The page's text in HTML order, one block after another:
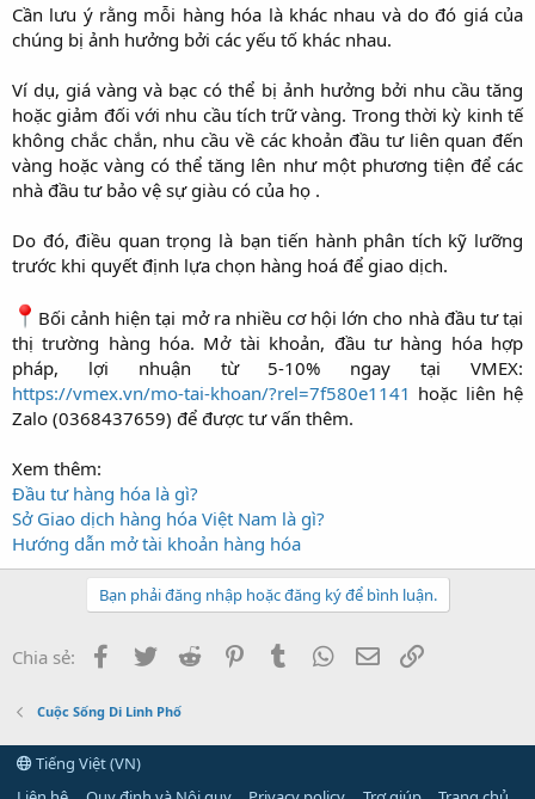
Cần lưu ý rằng mỗi hàng hóa là khác nhau và do đó giá của
chúng bị ảnh hưởng bởi các yếu tố khác nhau.
Ví dụ, giá vàng và bạc có thể bị ảnh hưởng bởi nhu cầu tăng
hoặc giảm đối với nhu cầu tích trữ vàng. Trong thời kỳ kinh tế
không chắc chắn, nhu cầu về các khoản đầu tư liên quan đến
vàng hoặc vàng có thể tăng lên như một phương tiện để các
nhà đầu tư bảo vệ sự giàu có của họ .
Do đó, điều quan trọng là bạn tiến hành phân tích kỹ lưỡng
trước khi quyết định lựa chọn hàng hoá để giao dịch.
Bối cảnh hiện tại mở ra nhiều cơ hội lớn cho nhà đầu tư tại
thị trường hàng hóa. Mở tài khoản, đầu tư hàng hóa hợp
pháp, lợi nhuận từ 5-10% ngay tại VMEX:
https://vmex.vn/mo-tai-khoan/?rel=7f580e1141 hoặc liên hệ
Zalo (0368437659) để được tư vấn thêm.
Xem thêm:
Đầu tư hàng hóa là gì?
Sở Giao dịch hàng hóa Việt Nam là gì?
Hướng dẫn mở tài khoản hàng hóa
Bạn phải đăng nhập hoặc đăng ký để bình luận.
Chia sẻ: Facebook
Twitter Reddit PinterestTumblr WhatsApp
Email
Cuộc Sống Di Linh Phố
Tiếng Việt (VN)